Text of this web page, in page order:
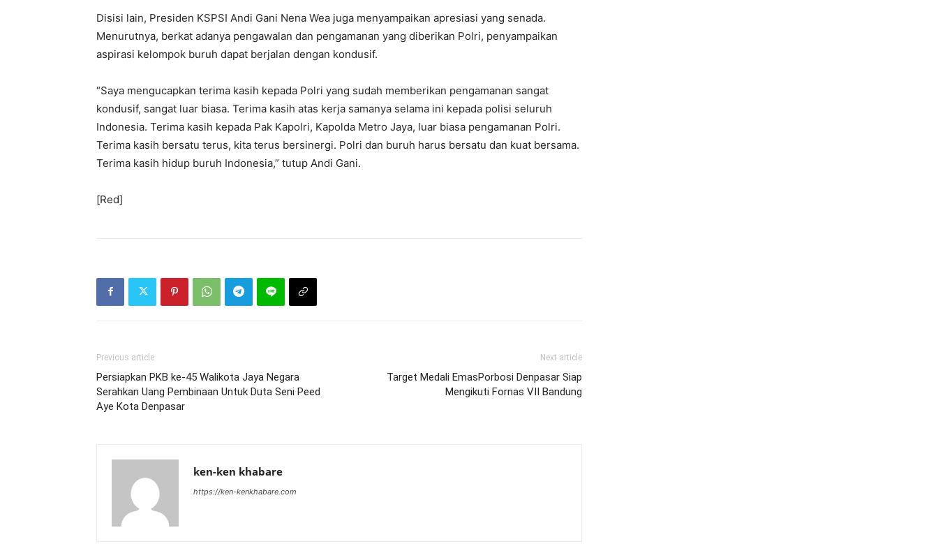
Disisi lain, Presiden KSPSI Andi Gani Nena Wea juga menyampaikan apresiasi yang senada.
Menurutnya, berkat adanya pengawalan dan pengamanan yang diberikan Polri, penyampaikan
aspirasi kelompok buruh dapat berjalan dengan kondusif.
“Saya mengucapkan terima kasih kepada Polri yang sudah memberikan pengamanan sangat
kondusif, sangat luar biasa. Terima kasih atas kerja samanya selama ini kepada polisi seluruh
Indonesia. Terima kasih kepada Pak Kapolri, Kapolda Metro Jaya, luar biasa pengamanan Polri.
Terima kasih bersatu terus, kita terus bersinergi. Polri dan buruh harus bersatu dan kuat bersama.
Terima kasih hidup buruh Indonesia,” tutup Andi Gani.
[Red]
Previous article
Persiapkan PKB ke-45 Walikota Jaya Negara
Serahkan Uang Pembinaan Untuk Duta Seni Peed
Aye Kota Denpasar
Next article
Target Medali EmasPorbosi Denpasar Siap
Mengikuti Fornas VII Bandung
ken-ken khabare
https://ken-kenkhabare.com